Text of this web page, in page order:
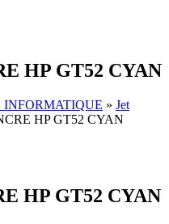
HP GT52 CYAN
» Jet
HP GT52 CYAN
HP GT52 CYAN